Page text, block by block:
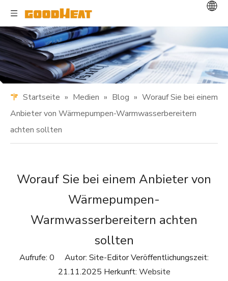
Startseite » Medien » Blog » Worauf Sie bei einem
Anbieter von Wärmepumpen-Warmwasserbereitern
achten sollten
Worauf Sie bei einem Anbieter von
Wärmepumpen-
Warmwasserbereitern achten
sollten
Aufrufe: 0 Autor: Site-Editor Veröffentlichungszeit:
21.11.2025 Herkunft: Website